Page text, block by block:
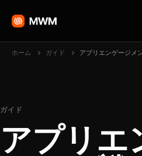
ホーム ガイド
ガイド
アプリエ